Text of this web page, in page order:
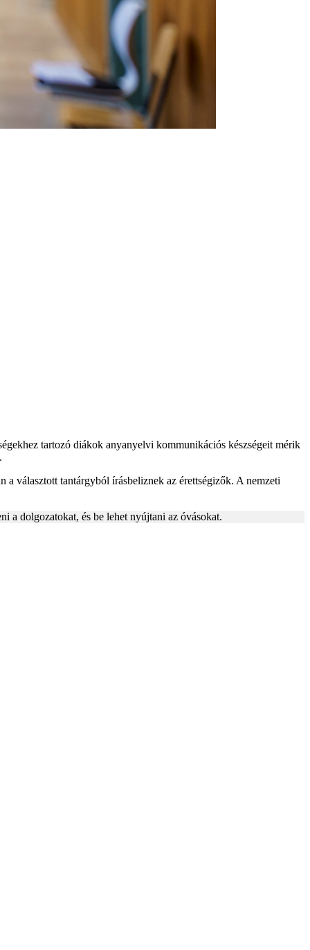
tartozó diákok anyanyelvi kommunikációs készségeit mérik
.
választott tantárgyból írásbeliznek az érettségizők. A nemzeti
a dolgozatokat, és be lehet nyújtani az óvásokat.